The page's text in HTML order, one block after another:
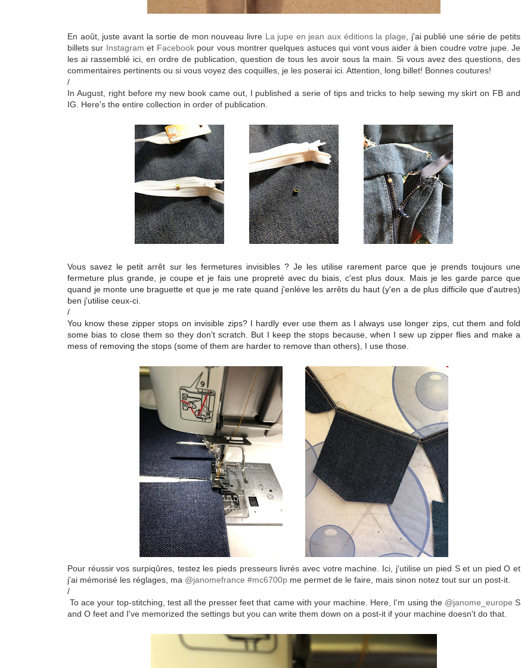
En août, juste avant la sortie de mon nouveau livre La jupe en jean aux éditions la plage, j'ai publié une série de petits
billets sur Instagram et Facebook pour vous montrer quelques astuces qui vont vous aider à bien coudre votre jupe. Je
les ai rassemblé ici, en ordre de publication, question de tous les avoir sous la main. Si vous avez des questions, des
commentaires pertinents ou si vous voyez des coquilles, je les poserai ici. Attention, long billet! Bonnes coutures!
/
In August, right before my new book came out, I published a serie of tips and tricks to help sewing my skirt on FB and
IG. Here's the entire collection in order of publication.
Vous savez le petit arrêt sur les fermetures invisibles ? Je les utilise rarement parce que je prends toujours une
fermeture plus grande, je coupe et je fais une propreté avec du biais, c'est plus doux. Mais je les garde parce que
quand je monte une braguette et que je me rate quand j'enlève les arrêts du haut (y'en a de plus difficile que d'autres)
ben j'utilise ceux-ci.
/
You know these zipper stops on invisible zips? I hardly ever use them as I always use longer zips, cut them and fold
some bias to close them so they don't scratch. But I keep the stops because, when I sew up zipper flies and make a
mess of removing the stops (some of them are harder to remove than others), I use those.
Pour réussir vos surpiqûres, testez les pieds presseurs livrés avec votre machine. Ici, j'utilise un pied S et un pied O et
j'ai mémorisé les réglages, ma @janomefrance #mc6700p me permet de le faire, mais sinon notez tout sur un post-it.
/
To ace your top-stitching, test all the presser feet that came with your machine. Here, I'm using the @janome_europe S
and O feet and I've memorized the settings but you can write them down on a post-it if your machine doesn't do that.